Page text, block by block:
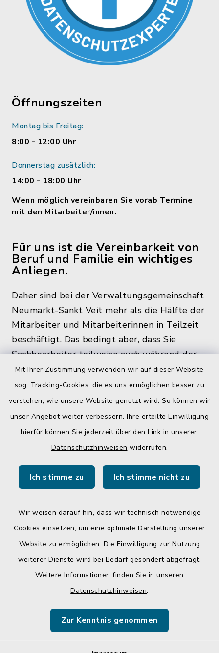
Mit Ihrer Zustimmung verwenden wir auf dieser Website
sog. Tracking-Cookies, die es uns ermöglichen besser zu
verstehen, wie unsere Website genutzt wird. So können wir
unser Angebot weiter verbessern. Ihre erteilte Einwilligung
hierfür können Sie jederzeit über den Link in unseren
Datenschutzhinweisen widerrufen.
Ich stimme zu Ich stimme nicht zu
Wir weisen darauf hin, dass wir technisch notwendige
Cookies einsetzen, um eine optimale Darstellung unserer
Website zu ermöglichen. Die Einwilligung zur Nutzung
weiterer Dienste wird bei Bedarf gesondert abgefragt.
Weitere Informationen finden Sie in unseren
Datenschutzhinweisen.
Zur Kenntnis genommen
Öffnungszeiten
Montag bis Freitag:
8:00 - 12:00 Uhr
Donnerstag zusätzlich:
14:00 - 18:00 Uhr
Wenn möglich vereinbaren Sie vorab Termine
mit den Mitarbeiter/innen.
Für uns ist die Vereinbarkeit von
Beruf und Familie ein wichtiges
Anliegen.
Daher sind bei der Verwaltungsgemeinschaft
Neumarkt-Sankt Veit mehr als die Hälfte der
Mitarbeiter und Mitarbeiterinnen in Teilzeit
beschäftigt. Das bedingt aber, dass Sie
Sachbearbeiter teilweise auch während der
üblichen Bürozeiten und zu den
Öffnungszeiten, nicht im Rathaus antreffen.
Quicklinks
Landratsamt Mühldorf a. Inn
Barrierefreiheit